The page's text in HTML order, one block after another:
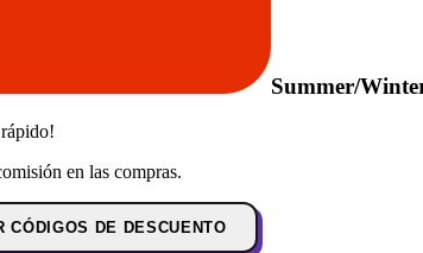
Summer/
en las compras.
CÓDIGOS DE DESCUENTO